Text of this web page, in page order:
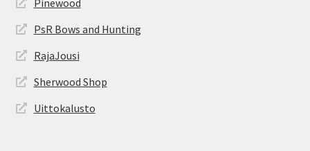
PsR Bows and Hunting
RajaJousi
Sherwood Shop
Uittokalusto